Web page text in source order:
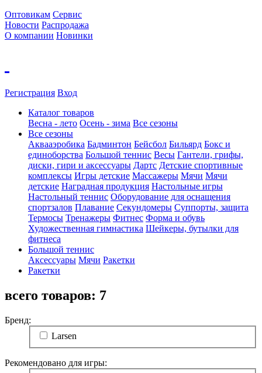
Оптовикам Сервис
Новости Распродажа
О компании Новинки
Регистрация Вход
Каталог товаров
Весна - лето Осень - зима Все сезоны
Все сезоны
Аквааэробика Бадминтон Бейсбол Бильярд Бокс и
единоборства Большой теннис Весы Гантели, грифы,
диски, гири и аксессуары Дартс Детские спортивные
комплексы Игры детские Массажеры Мячи Мячи
детские Наградная продукция Настольные игры
Настольный теннис Оборудование для оснащения
спортзалов Плавание Секундомеры Суппорты, защита
Термосы Тренажеры Фитнес Форма и обувь
Художественная гимнастика Шейкеры, бутылки для
фитнеса
Большой теннис
Аксессуары Мячи Ракетки
Ракетки
всего товаров: 7
Бренд:
Larsen
Рекомендовано для игры: